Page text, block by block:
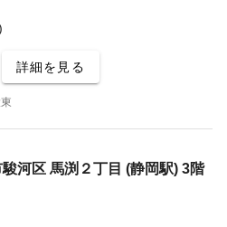
詳細を見る
河区 馬渕２丁目 (静岡駅) 3階